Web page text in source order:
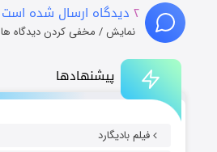
پیشنهادها
فیلم بادیگارد
۲ دیدگاه ارسال شده است
نمایش / مخفی کردن دیدگاه ها